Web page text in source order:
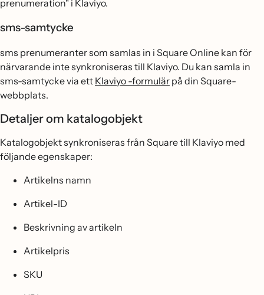
prenumeration" i Klaviyo.
sms-samtycke
sms prenumeranter som samlas in i Square Online kan för
närvarande inte synkroniseras till Klaviyo. Du kan samla in
sms-samtycke via ett Klaviyo -formulär på din Square-
webbplats.
Detaljer om katalogobjekt
Katalogobjekt synkroniseras från Square till Klaviyo med
följande egenskaper:
Artikelns namn
Artikel-ID
Beskrivning av artikeln
Artikelpris
SKU